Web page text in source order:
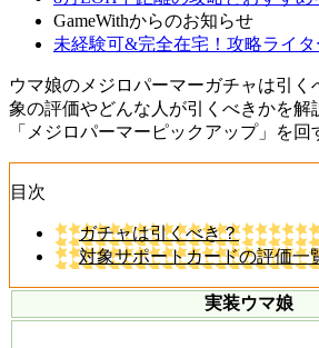
GameWithからのお知らせ
未経験可&完全在宅！攻略ライタ
ウマ娘のメジロパーマーガチャは引
象の評価やどんな人が引くべきかを解
「メジロパーマーピックアップ」を回
目次
ガチャは引くべき？
対象サポートカードの評価一
実装ウマ娘